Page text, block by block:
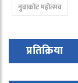
नुवाकोट महोत्सव
प्रतिक्रिया